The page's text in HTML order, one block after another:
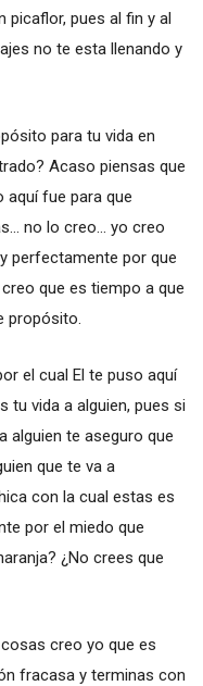
picaflor, pues al fin y al
no te esta llenando y
para tu vida en
Acaso piensas que
aquí fue para que
no lo creo... yo creo
perfectamente por que
que es tiempo a que
propósito.
el cual El te puso aquí
tu vida a alguien, pues si
alguien te aseguro que
que te va a
con la cual estas es
por el miedo que
¿No crees que
creo yo que es
fracasa y terminas con